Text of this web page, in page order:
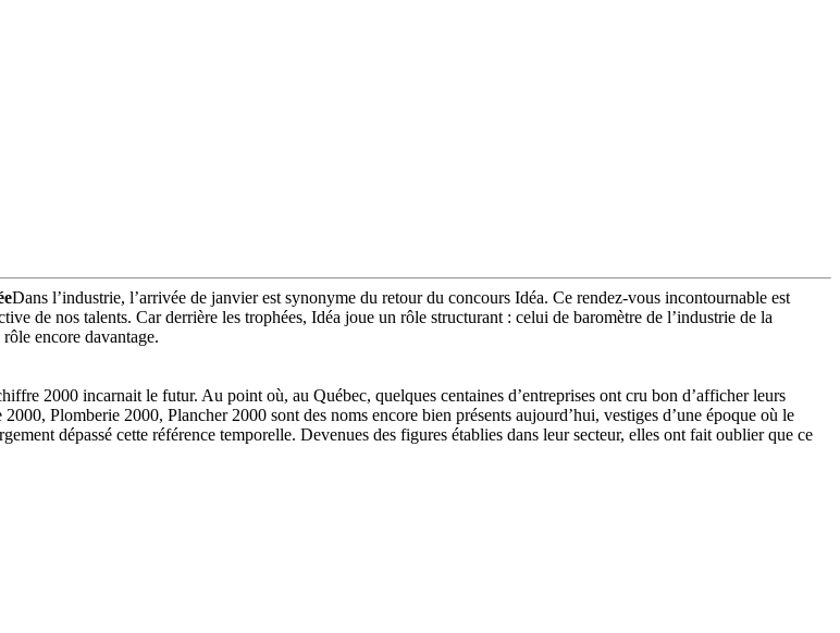
Dans l’industrie, l’arrivée de janvier est synonyme du retour du concours Idéa. Ce rendez-vous incontournable est
de nos talents. Car derrière les trophées, Idéa joue un rôle structurant : celui de baromètre de l’industrie de la
encore davantage.
2000 incarnait le futur. Au point où, au Québec, quelques centaines d’entreprises ont cru bon d’afficher leurs
Plomberie 2000, Plancher 2000 sont des noms encore bien présents aujourd’hui, vestiges d’une époque où le
dépassé cette référence temporelle. Devenues des figures établies dans leur secteur, elles ont fait oublier que ce